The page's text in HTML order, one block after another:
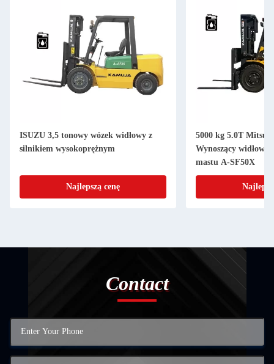
ISUZU 3,5 tonowy wózek widłowy z
silnikiem wysokoprężnym
Najlepszą cenę
5000 kg 5.0T
Wynoszący
mastu A-SF50X
Contact